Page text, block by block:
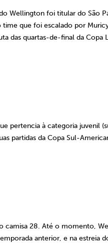
Wellington foi titular do São
que foi escalado por
das quartas-de-final da Copa
pertencia à categoria juvenil
partidas da Copa Sul-
camisa 28. Até o momento,
anterior, e na estreia